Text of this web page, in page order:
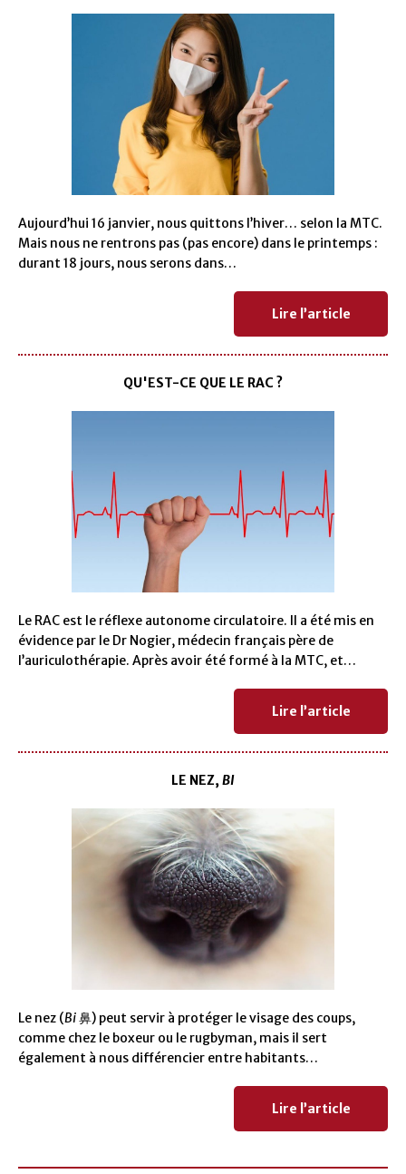
Aujourd’hui 16 janvier, nous quittons l’hiver… selon la MTC.
Mais nous ne rentrons pas (pas encore) dans le printemps :
durant 18 jours, nous serons dans…
Lire l’article
QU'EST-CE QUE LE RAC ?
Le RAC est le réflexe autonome circulatoire. Il a été mis en
évidence par le Dr Nogier, médecin français père de
l’auriculothérapie. Après avoir été formé à la MTC, et…
Lire l’article
LE NEZ, BI
Le nez (Bi鼻) peut servir à protéger le visage des coups,
comme chez le boxeur ou le rugbyman, mais il sert
également à nous différencier entre habitants…
Lire l’article